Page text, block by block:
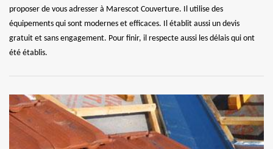
proposer de vous adresser à Marescot Couverture. Il utilise des
équipements qui sont modernes et efficaces. Il établit aussi un devis
gratuit et sans engagement. Pour finir, il respecte aussi les délais qui ont
été établis.